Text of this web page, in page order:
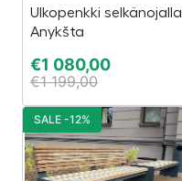
Ulkopenkki selkänojalla
Anykšta
€1 080,00
€1 199,00
SALE -12%